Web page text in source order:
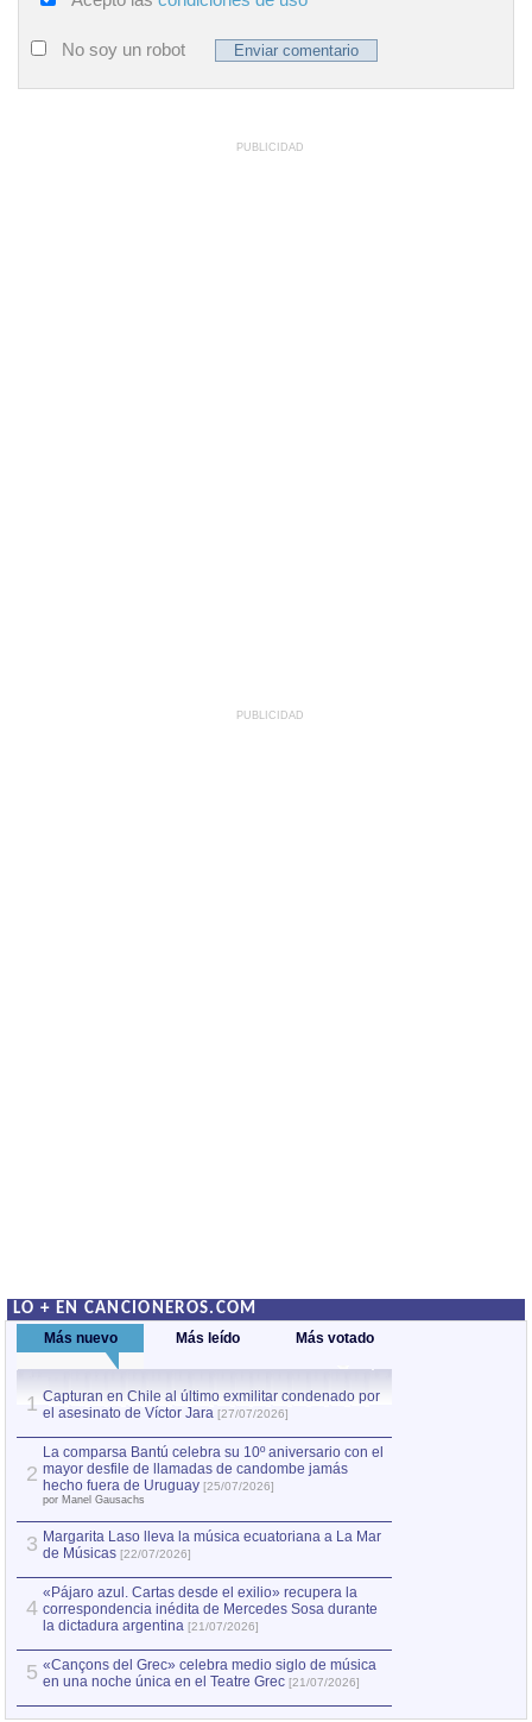
No soy un robot
PUBLICIDAD
PUBLICIDAD
LO + EN CANCIONEROS.COM
Más nuevo Más leído Más votado
1 Capturan en Chile al último exmilitar condenado por
el asesinato de Víctor Jara [27/07/2026]
2
La comparsa Bantú celebra su 10º aniversario con el
mayor desfile de llamadas de candombe jamás
hecho fuera de Uruguay [25/07/2026]
por Manel Gausachs
3 Margarita Laso lleva la música ecuatoriana a La Mar
de Músicas [22/07/2026]
4
«Pájaro azul. Cartas desde el exilio» recupera la
correspondencia inédita de Mercedes Sosa durante
la dictadura argentina [21/07/2026]
5 «Cançons del Grec» celebra medio siglo de música
en una noche única en el Teatre Grec [21/07/2026]